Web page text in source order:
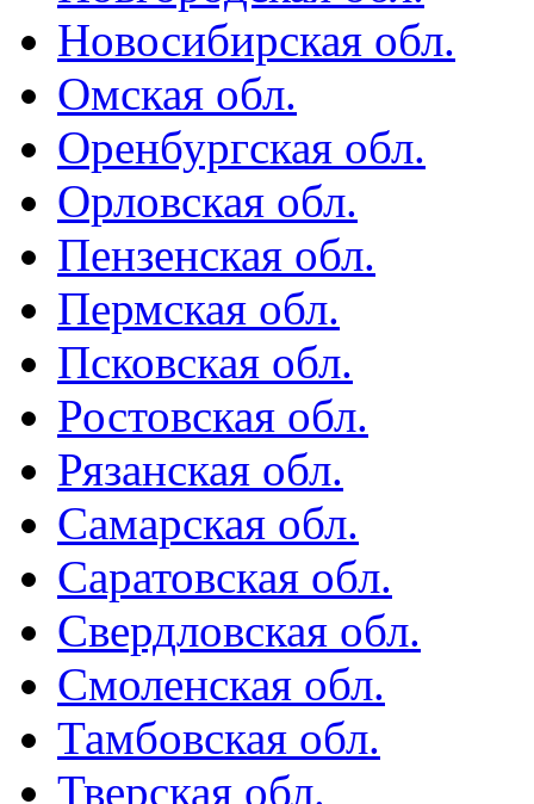
Новосибирская обл.
Омская обл.
Оренбургская обл.
Орловская обл.
Пензенская обл.
Пермская обл.
Псковская обл.
Ростовская обл.
Рязанская обл.
Самарская обл.
Саратовская обл.
Свердловская обл.
Смоленская обл.
Тамбовская обл.
Тверская обл.